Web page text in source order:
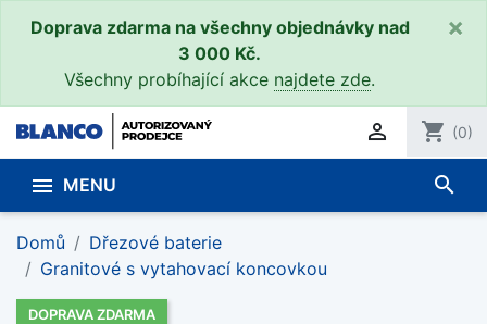
Doprava zdarma na všechny objednávky nad
3 000 Kč.
Všechny probíhající akce najdete zde.
×
 shopping_cart (0)
 MENU search
Domů
Dřezové baterie
Granitové s vytahovací koncovkou
DOPRAVA ZDARMA